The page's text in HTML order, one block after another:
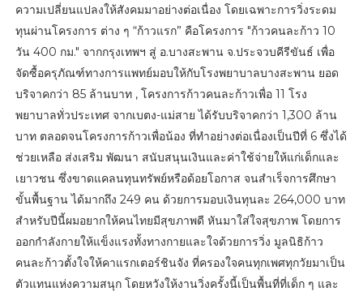
ความเปลี่ยนแปลงให้สังคมมาอย่างต่อเนื่อง โดยเฉพาะการวิ่งระดม
ทุนผ่านโครงการ ต่าง ๆ “ก้าวแรก” คือโครงการ "ก้าวคนละก้าว 10
วัน 400 กม." จากกรุงเทพฯ สู่ อ.บางสะพาน จ.ประจวบคีรีขันธ์ เพื่อ
จัดซื้อครุภัณฑ์ทางการแพทย์มอบให้กับโรงพยาบาลบางสะพาน ยอด
บริจาคกว่า 85 ล้านบาท , โครงการก้าวคนละก้าวเพื่อ 11 โรง
พยาบาลทั่วประเทศ จากเบตง-แม่สาย ได้รับบริจาคกว่า 1,300 ล้าน
บาท ตลอดจนโครงการก้าวเพื่อน้อง ที่ทำอย่างต่อเนื่องเป็นปีที่ 6 ซึ่งได้
ช่วยเหลือ ส่งเสริม พัฒนา สนับสนุนเงินและค่าใช้จ่ายให้แก่เด็กและ
เยาวชน ซึ่งขาดแคลนทุนทรัพย์หรือด้อยโอกาส จนสำเร็จการศึกษา
ขั้นพื้นฐาน ได้มากถึง 249 คน ด้วยการมอบเงินทุนละ 264,000 บาท
สำหรับปีนี้ผมอยากให้คนไทยมีสุขภาพดี หันมาใส่ใจสุขภาพ โดยการ
ออกกำลังกายให้แข็งแรงทั้งทางกายและใจด้วยการวิ่ง มูลนิธิก้าว
คนละก้าวตั้งใจให้คาแรกเตอร์ชินจัง ที่ครองใจคนทุกเพศทุกวัยมาเป็น
ตัวแทนแห่งความสนุก โดยหวังให้งานวิ่งครั้งนี้เป็นพื้นที่ที่เด็ก ๆ และ